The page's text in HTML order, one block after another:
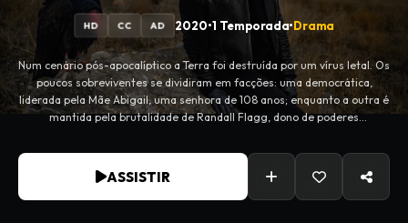
HD CC AD 2020•1 Temporada•Drama
Num cenário pós-apocalíptico a Terra foi destruída por um vírus letal. Os
poucos sobreviventes se dividiram em facções: uma democrática,
liderada pela Mãe Abigail, uma senhora de 108 anos; enquanto a outra é
mantida pela brutalidade de Randall Flagg, dono de poderes
ASSISTIR